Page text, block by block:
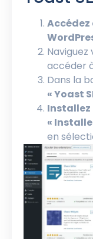
Naviguez
accéder
Dans la
« Yoast
Installez
«
en